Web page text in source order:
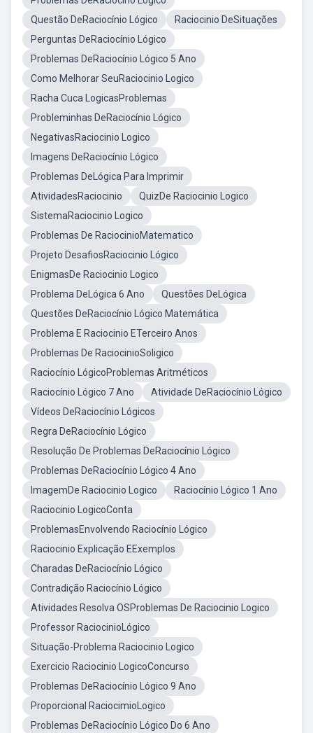
Questão DeRaciocínio Lógico
Raciocinio DeSituações
Perguntas DeRaciocínio Lógico
Problemas DeRaciocínio Lógico 5 Ano
Como Melhorar SeuRaciocinio Logico
Racha Cuca LogicasProblemas
Probleminhas DeRaciocínio Lógico
NegativasRaciocinio Logico
Imagens DeRaciocínio Lógico
Problemas DeLógica Para Imprimir
AtividadesRaciocinio
QuizDe Raciocinio Logico
SistemaRaciocinio Logico
Problemas De RaciocinioMatematico
Projeto DesafiosRaciocinio Lógico
EnigmasDe Raciocinio Logico
Problema DeLógica 6 Ano
Questões DeLógica
Questões DeRaciocínio Lógico Matemática
Problema E Raciocinio ETerceiro Anos
Problemas De RaciocinioSoligico
Raciocínio LógicoProblemas Aritméticos
Raciocínio Lógico 7 Ano
Atividade DeRaciocínio Lógico
Vídeos DeRaciocínio Lógicos
Regra DeRaciocínio Lógico
Resolução De Problemas DeRaciocínio Lógico
Problemas DeRaciocínio Lógico 4 Ano
ImagemDe Raciocinio Logico
Raciocínio Lógico 1 Ano
Raciocinio LogicoConta
ProblemasEnvolvendo Raciocínio Lógico
Raciocinio Explicação EExemplos
Charadas DeRaciocínio Lógico
Contradição Raciocínio Lógico
Atividades Resolva OSProblemas De Raciocinio Logico
Professor RaciocinioLógico
Situação-Problema Raciocinio Logico
Exercicio Raciocinio LogicoConcurso
Problemas DeRaciocínio Lógico 9 Ano
Proporcional RaciocimioLogico
Problemas DeRaciocínio Lógico Do 6 Ano